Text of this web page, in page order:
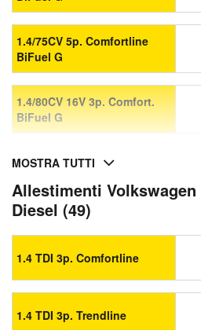
1.4/75CV 5p. Comfortline
BiFuel G
1.4/80CV 16V 3p. Comfort.
BiFuel G
MOSTRA TUTTI
Allestimenti Volkswagen
Diesel (49)
1.4 TDI 3p. Comfortline
1.4 TDI 3p. Trendline